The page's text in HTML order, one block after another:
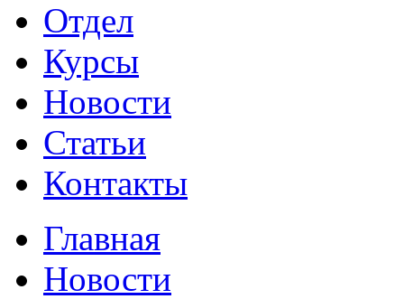
Отдел
Курсы
Новости
Статьи
Контакты
Главная
Новости